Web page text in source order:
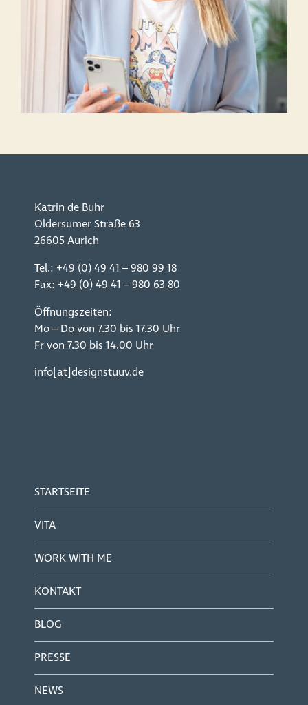
Katrin de Buhr
Oldersumer Straße 63
26605 Aurich
Tel.: +49 (0) 49 41 – 980 99 18
Fax: +49 (0) 49 41 – 980 63 80
Öffnungszeiten:
Mo – Do von 7.30 bis 17.30 Uhr
Fr von 7.30 bis 14.00 Uhr
info[at]designstuuv.de
STARTSEITE
VITA
WORK WITH ME
KONTAKT
BLOG
PRESSE
NEWS